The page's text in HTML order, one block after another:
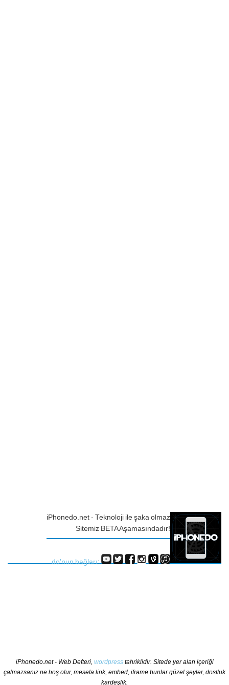
iPhonedo.net - Teknoloji ile şaka olmaz
Sitemiz BETA Aşamasındadır!
do'nun bağları:
iPhonedo.net - Web Defteri, wordpresstahriklidir. Sitede yer alan içeriği
çalmazsanız ne hoş olur, mesela link, embed, iframe bunlar güzel şeyler, dostluk
kardeşlik.